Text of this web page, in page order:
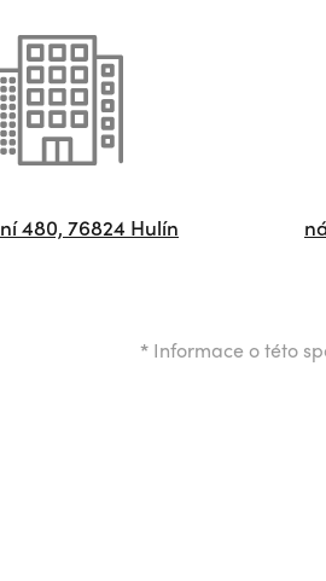
480, 76824 Hulín
* Informace o této